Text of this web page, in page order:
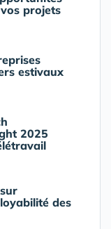
projets
estivaux
2025
des